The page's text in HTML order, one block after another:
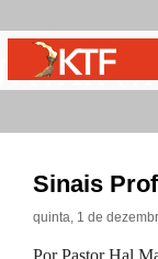
Sinais
quinta, 1 de
Por Pastor Hal